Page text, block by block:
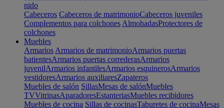
nido
Cabeceros Cabeceros de matrimonioCabeceros juveniles
Complementos para colchones AlmohadasProtectores de
colchones
Muebles
Armarios Armarios de matrimonioArmarios puertas
batientesArmarios puertas correderasArmarios
juvenilArmarios infantilesArmarios esquinerosArmarios
vestidoresArmarios auxiliaresZapateros
Muebles de salón SillasMesas de salónMuebles
TVVitrinasAparadoresEstanteriasMuebles recibidores
Muebles de cocina Sillas de cocinasTaburetes de cocinaMesas